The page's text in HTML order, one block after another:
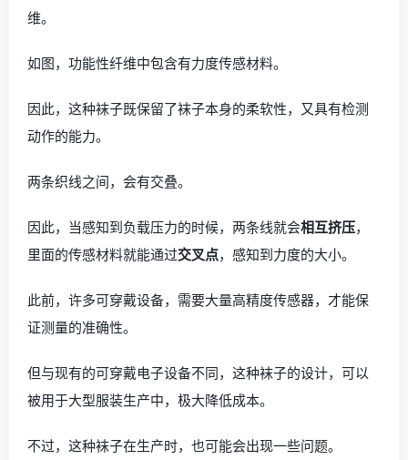
维。
如图，功能性纤维中包含有力度传感材料。
因此，这种袜子既保留了袜子本身的柔软性，又具有检测
动作的能力。
两条织线之间，会有交叠。
因此，当感知到负载压力的时候，两条线就会相互挤压，
里面的传感材料就能通过交叉点，感知到力度的大小。
此前，许多可穿戴设备，需要大量高精度传感器，才能保
证测量的准确性。
但与现有的可穿戴电子设备不同，这种袜子的设计，可以
被用于大型服装生产中，极大降低成本。
不过，这种袜子在生产时，也可能会出现一些问题。